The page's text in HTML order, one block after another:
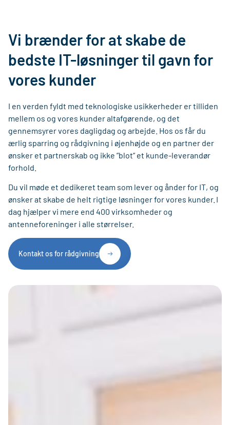
Vi brænder for at skabe de
bedste IT-løsninger til gavn for
vores kunder
I en verden fyldt med teknologiske usikkerheder er tilliden
mellem os og vores kunder altafgørende, og det
gennemsyrer vores dagligdag og arbejde. Hos os får du
ærlig sparring og rådgivning i øjenhøjde og en partner der
ønsker et partnerskab og ikke ”blot” et kunde-leverandør
forhold.
Du vil møde et dedikeret team som lever og ånder for IT, og
ønsker at skabe de helt rigtige løsninger for vores kunder. I
dag hjælper vi mere end 400 virksomheder og
antenneforeninger i alle størrelser.
Kontakt os for rådgivning